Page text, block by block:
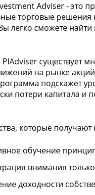
Adviser - это
торговые
легко сможете найти
PIAdviser существует
на рынке
подскажет
потери капитала
которые
обучение
внимания
доходности